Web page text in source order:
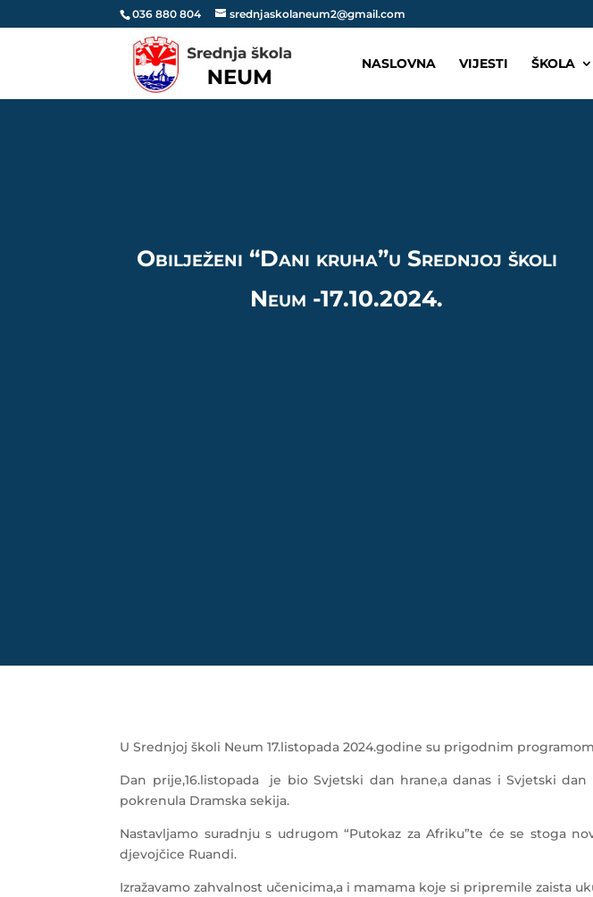
036 880 804 srednjaskolaneum2@gmail.com
NASLOVNA VIJESTI ŠKOLA
Obilježeni “Dani kruha”u Srednjoj školi
Neum -17.10.2024.
U Srednjoj školi Neum 17.listopada 2024.godine su prigodnim
Dan prije,16.listopada je bio Svjetski dan hrane,a danas i Svjetski
pokrenula Dramska sekija.
Nastavljamo suradnju s udrugom “Putokaz za Afriku”te će se stoga
djevojčice Ruandi.
Izražavamo zahvalnost učenicima,a i mamama koje si pripremile zaista